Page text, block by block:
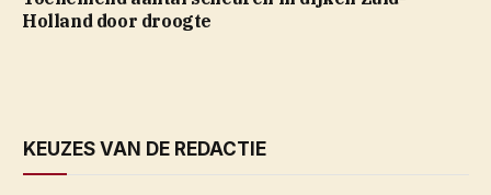
Holland door droogte
KEUZES VAN DE REDACTIE